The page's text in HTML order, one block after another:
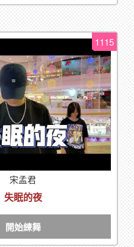
宋孟君
失眠的夜
開始練舞
1115